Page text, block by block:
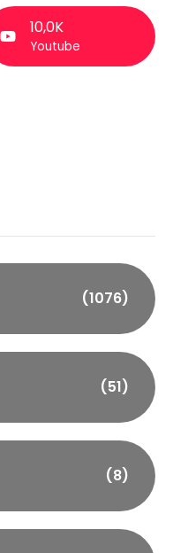
10,0K
Youtube
(1076)
(51)
(8)